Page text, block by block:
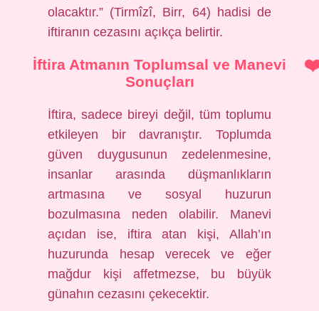
olacaktır.” (Tirmîzî, Birr, 64) hadisi de
iftiranın cezasını açıkça belirtir.
İftira Atmanın Toplumsal ve Manevi
Sonuçları
İftira, sadece bireyi değil, tüm toplumu
etkileyen bir davranıştır. Toplumda
güven duygusunun zedelenmesine,
insanlar arasında düşmanlıkların
artmasına ve sosyal huzurun
bozulmasına neden olabilir. Manevi
açıdan ise, iftira atan kişi, Allah’ın
huzurunda hesap verecek ve eğer
mağdur kişi affetmezse, bu büyük
günahın cezasını çekecektir.